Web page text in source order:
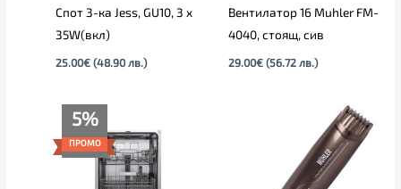
Спот 3-ка Jess, GU10, 3 x
35W(вкл)
25.00€ (48.90 лв.)
Вентилатор 16 Muhler FM-
4040, стоящ, сив
29.00€ (56.72 лв.)
5%
ПРОМО
е:
366.00€
(715.83
лв.).